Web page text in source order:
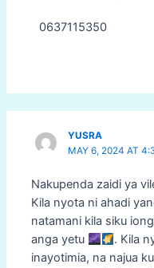
0637115350
YUSRA
MAY 6, 2024 AT
Nakupenda zaidi ya
Kila nyota ni ahadi
natamani kila siku
anga yetu
. Kila
inayotimia, na najua